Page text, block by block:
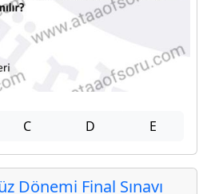
C D E
Dönemi Final Sınavı